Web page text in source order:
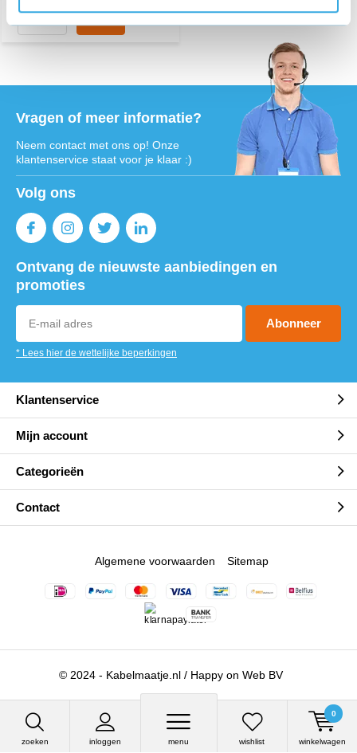
zoeken inloggen menu wishlist winkelwagen
0
Vragen of meer informatie?
Neem contact met ons op! Onze
klantenservice staat voor je klaar :)
Volg ons
Ontvang de nieuwste aanbiedingen en
promoties
Abonneer
* Lees hier de wettelijke beperkingen
Klantenservice
Mijn account
Categorieën
Contact
© 2024 - Kabelmaatje.nl / Happy on Web BV
Algemene voorwaarden Sitemap